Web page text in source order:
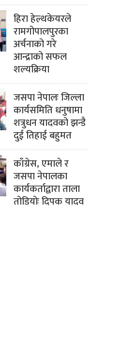
हिरा हेल्थकेयरले
रामगोपालपुरका
अर्चनाको गरे
आन्द्राको सफल
शल्यक्रिया
जसपा नेपालः जिल्ला
कार्यसमिति धनुषामा
शत्रुधन यादवको झन्डै
दुई तिहाई बहुमत
काँग्रेस, एमाले र
जसपा नेपालका
कार्यकर्ताद्वारा ताला
तोडियोः दिपक यादव